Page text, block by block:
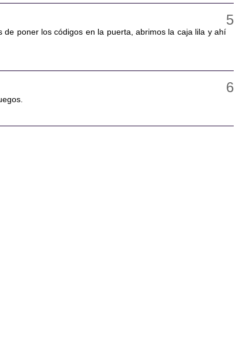
de poner los códigos en la puerta, abrimos la caja lila y ahí